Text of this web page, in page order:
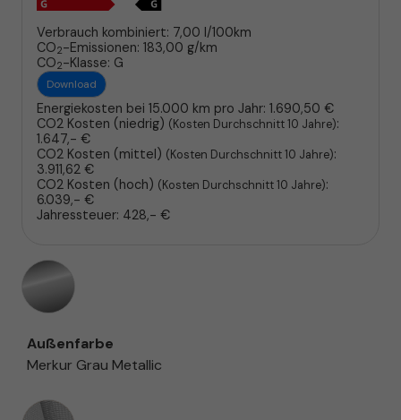
Verbrauch kombiniert: 7,00 l/100km
CO2-Emissionen: 183,00 g/km
CO2-Klasse: G
Download
Energiekosten bei 15.000 km pro Jahr: 1.690,50 €
CO2 Kosten (niedrig) (Kosten Durchschnitt 10 Jahre):
1.647,- €
CO2 Kosten (mittel) (Kosten Durchschnitt 10 Jahre):
3.911,62 €
CO2 Kosten (hoch) (Kosten Durchschnitt 10 Jahre):
6.039,- €
Jahressteuer: 428,- €
Außenfarbe
Merkur Grau Metallic
Innenausstattung